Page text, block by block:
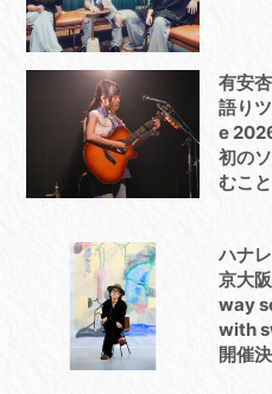
有安
語り
e
初の
むこ
ハナ
京大
way
with
開催